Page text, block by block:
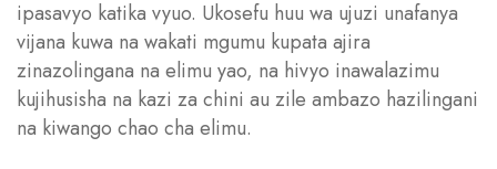
ipasavyo katika vyuo. Ukosefu huu wa ujuzi unafanya
vijana kuwa na wakati mgumu kupata ajira
zinazolingana na elimu yao, na hivyo inawalazimu
kujihusisha na kazi za chini au zile ambazo hazilingani
na kiwango chao cha elimu.